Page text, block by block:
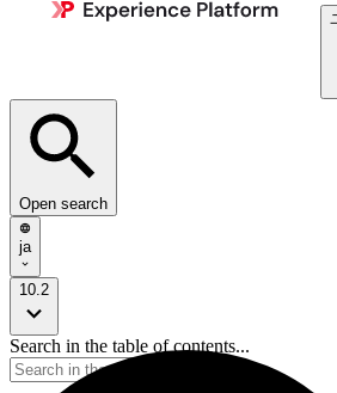
Open search
ja
10.2
Search in the table of contents...